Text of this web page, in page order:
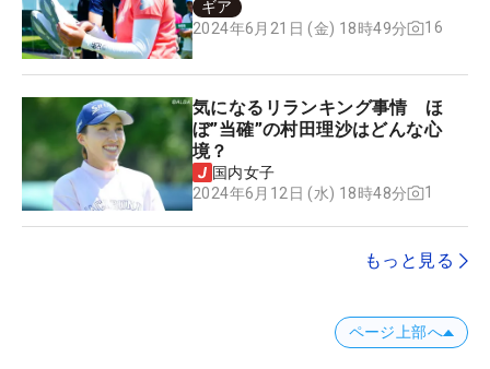
ギア
2024年6月21日 (金) 18時49分
16
気になるリランキング事情 ほ
ぼ”当確”の村田理沙はどんな心
境？
国内女子
2024年6月12日 (水) 18時48分
1
もっと見る
ページ上部へ